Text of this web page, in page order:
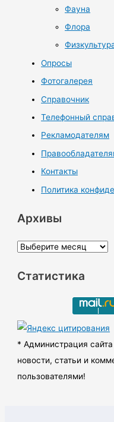
Фауна
Флора
Опросы
Фотогалерея
Справочник
Телефонный
Рекламодателям
Контакты
Политика
Архивы
А
х
ы
Статистика
* Администрация сайта
новости, статьи и
пользователями!